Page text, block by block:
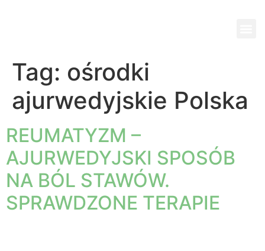
Tag: ośrodki
ajurwedyjskie Polska
REUMATYZM –
AJURWEDYJSKI SPOSÓB
NA BÓL STAWÓW.
SPRAWDZONE TERAPIE